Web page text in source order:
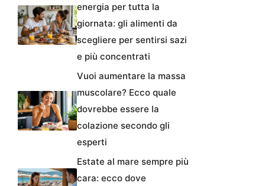
energia per tutta la
giornata: gli alimenti da
scegliere per sentirsi sazi
e più concentrati
Vuoi aumentare la massa
muscolare? Ecco quale
dovrebbe essere la
colazione secondo gli
esperti
Estate al mare sempre più
cara: ecco dove